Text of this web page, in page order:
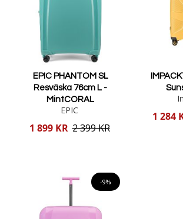
EPIC PHANTOM SL
Resväska 76cm L -
MintCORAL
EPIC
Reducerat
1 899 KR 2 399 KR
Reducerat
1 284
-9%